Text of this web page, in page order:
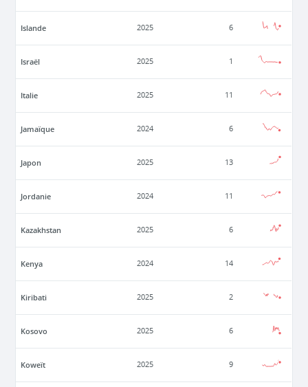
Islande 2025 6
Israël 2025 1
Italie 2025 11
Jamaïque 2024 6
Japon 2025 13
Jordanie 2024 11
Kazakhstan 2025 6
Kenya 2024 14
Kiribati 2025 2
Kosovo 2025 6
Koweït 2025 9